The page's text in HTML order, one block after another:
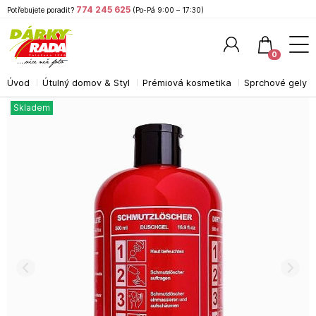
Úvod Útulný domov & Styl Prémiová kosmetika Sprchové gely
Skladem
Potřebujete poradit? 774 245 625 (Po-Pá 9:00 – 17:30)
0
Hledat